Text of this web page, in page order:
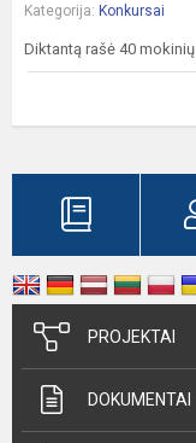
Kategorija: Konkursai
Diktantą rašė 40 mokinių
PROJEKTAI
DOKUMENTAI